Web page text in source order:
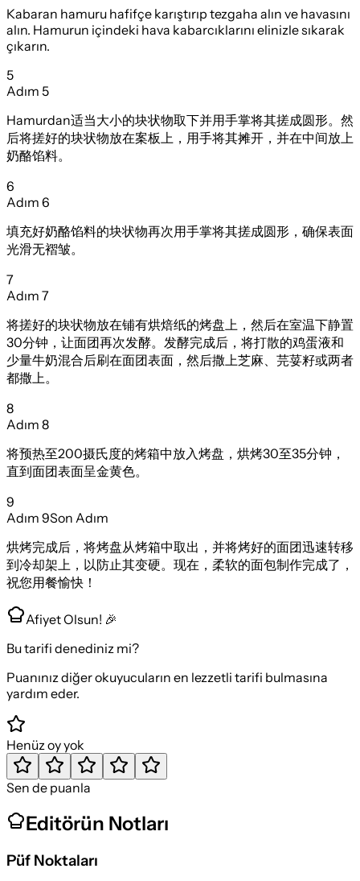
Kabaran hamuru hafifçe karıştırıp tezgaha alın ve havasını
alın. Hamurun içindeki hava kabarcıklarını elinizle sıkarak
çıkarın.
5
Adım 5
Hamurdan适当大小的块状物取下并用手掌将其搓成圆形。然
后将搓好的块状物放在案板上，用手将其摊开，并在中间放上
奶酪馅料。
6
Adım 6
填充好奶酪馅料的块状物再次用手掌将其搓成圆形，确保表面
光滑无褶皱。
7
Adım 7
将搓好的块状物放在铺有烘焙纸的烤盘上，然后在室温下静置
30分钟，让面团再次发酵。发酵完成后，将打散的鸡蛋液和
少量牛奶混合后刷在面团表面，然后撒上芝麻、芫荽籽或两者
都撒上。
8
Adım 8
将预热至200摄氏度的烤箱中放入烤盘，烘烤30至35分钟，
直到面团表面呈金黄色。
9
Adım 9Son Adım
烘烤完成后，将烤盘从烤箱中取出，并将烤好的面团迅速转移
到冷却架上，以防止其变硬。现在，柔软的面包制作完成了，
祝您用餐愉快！
Afiyet Olsun! 🎉
Bu tarifi denediniz mi?
Puanınız diğer okuyucuların en lezzetli tarifi bulmasına
yardım eder.
Henüz oy yok
Sen de puanla
Editörün Notları
Püf Noktaları